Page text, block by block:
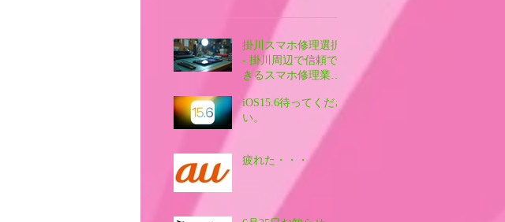
掛川スマホ修理選択
- 掛川周辺で信頼で
きるスマホ修理業者
を探す方法
iOS15.6待ってくださ
い。
疲れた・・・